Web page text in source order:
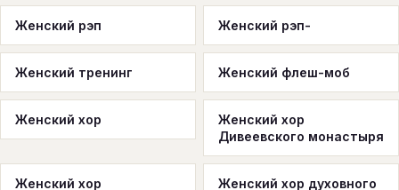
Женский рэп Женский рэп-
Женский тренинг Женский флеш-моб
Женский хор
Женский хор
Дивеевского монастыря
Женский хор
Женский хор духовного